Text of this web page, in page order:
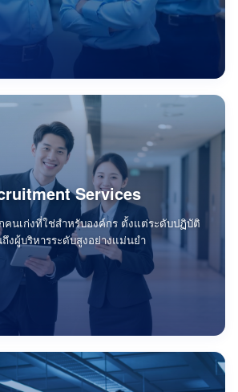
Services
คนเก่งที่ใช่สำหรับองค์กร ตั้งแต่ระดับปฏิบัติ
งผู้บริหารระดับสูงอย่างแม่นยำ